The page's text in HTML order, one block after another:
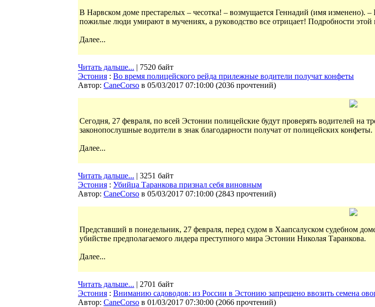
В Нарвском доме престарелых – чесотка! – возмущается Геннадий (имя изменено). –
пожилые люди умирают в мучениях, а руководство все отрицает! Подробности
Далее...
Читать дальше... | 7520 байт
Эстония : Во время полицейского рейда прилежные водители получат конфеты
Автор: CaneCorso в 05/03/2017 07:10:00 (2036 прочтений)
Сегодня, 27 февраля, по всей Эстонии полицейские будут проверять водителей на
законопослушные водители в знак благодарности получат от полицейских конфеты.
Далее...
Читать дальше... | 3251 байт
Эстония : Убийца Таранкова признал себя виновным
Автор: CaneCorso в 05/03/2017 07:10:00 (2843 прочтений)
Представший в понедельник, 27 февраля, перед судом в Хаапсалуском судебном
убийстве предполагаемого лидера преступного мира Эстонии Николая Таранкова.
Далее...
Читать дальше... | 2701 байт
Эстония : Вниманию садоводов: из России в Эстонию запрещено ввозить семена
Автор: CaneCorso в 01/03/2017 07:30:00 (2066 прочтений)